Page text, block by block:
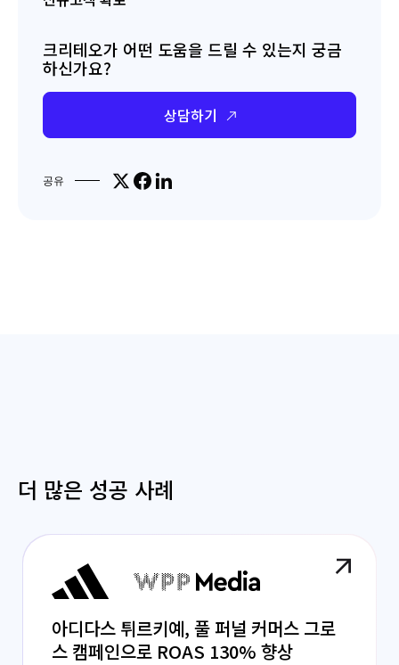
크리테오가 어떤 도움을 드릴 수 있는지 궁금
하신가요?
상담하기
공유 Share on X
Share on Facebook
Share on LinkedIn
더 많은 성공 사례
아디다스 튀르키예, 풀 퍼널 커머스 그로
스 캠페인으로 ROAS 130% 향상